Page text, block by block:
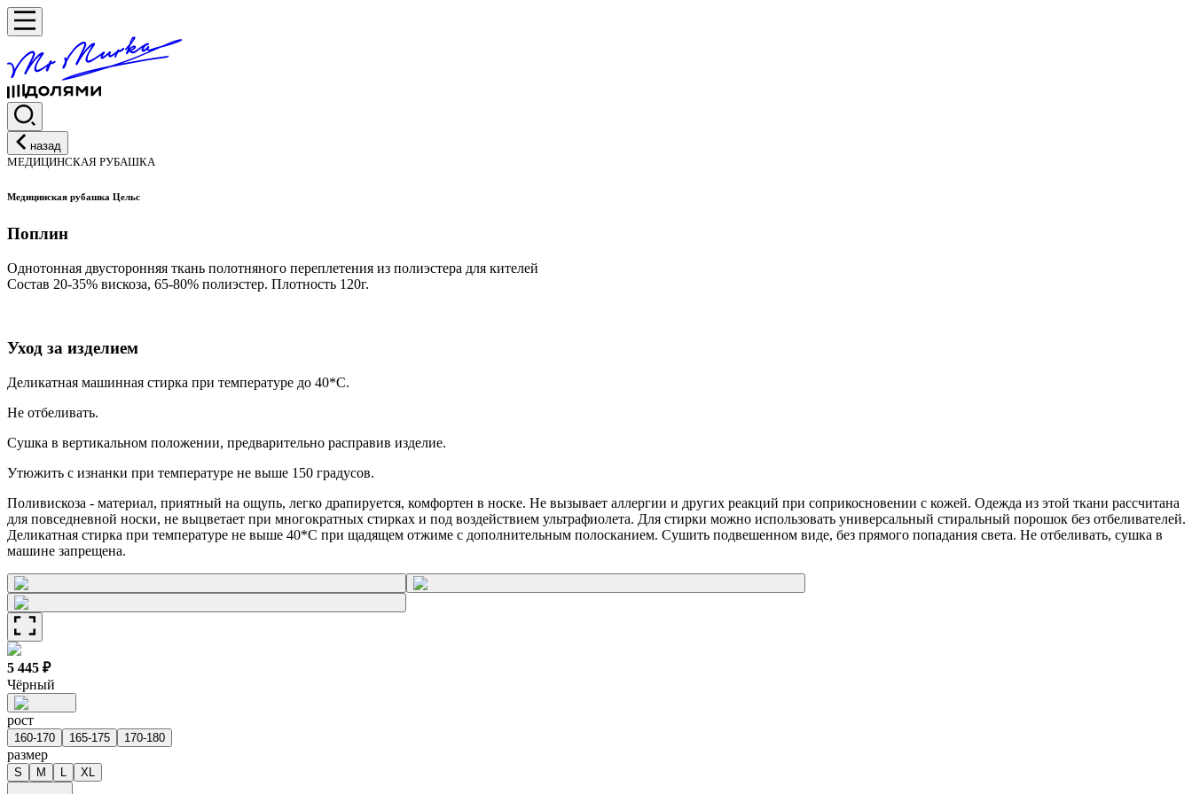
назад
МЕДИЦИНСКАЯ РУБАШКА
Медицинская рубашка Цельс
Поплин
Однотонная двусторонняя ткань полотняного переплетения из полиэстера для кителей
Состав 20-35% вискоза, 65-80% полиэстер. Плотность 120г.
Уход за изделием
Деликатная машинная стирка при температуре до 40*С.
Не отбеливать.
Сушка в вертикальном положении, предварительно расправив изделие.
Утюжить с изнанки при температуре не выше 150 градусов.
Поливискоза - материал, приятный на ощупь, легко драпируется, комфортен в носке. Не вызывает аллергии и других реакций при соприкосновении с кожей. Одежда из этой ткани рассчитана
для повседневной носки, не выцветает при многократных стирках и под воздействием ультрафиолета. Для стирки можно использовать универсальный стиральный порошок без отбеливателей.
Деликатная стирка при температуре не выше 40*С при щадящем отжиме с дополнительным полосканием. Сушить подвешенном виде, без прямого попадания света. Не отбеливать, сушка в
машине запрещена.
5 445 ₽
Чёрный
рост
160-170 165-175 170-180
размер
S M L XL